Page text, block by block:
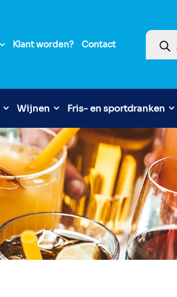
Klant worden? Contact
Wijnen Fris- en sportdranken